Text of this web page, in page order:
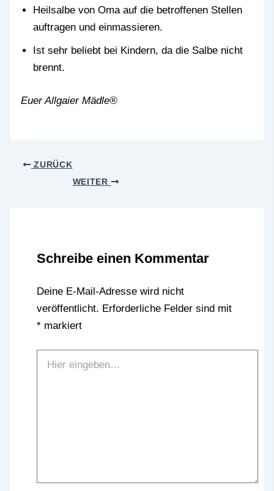
Heilsalbe von Oma auf die betroffenen Stellen
auftragen und einmassieren.
Ist sehr beliebt bei Kindern, da die Salbe nicht
brennt.
Euer Allgaier Mädle®
ZURÜCK
WEITER
Schreibe einen Kommentar
Deine E-Mail-Adresse wird nicht
veröffentlicht. Erforderliche Felder sind mit
*markiert
eingeben…